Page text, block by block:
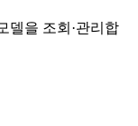
델을 조회·관리합